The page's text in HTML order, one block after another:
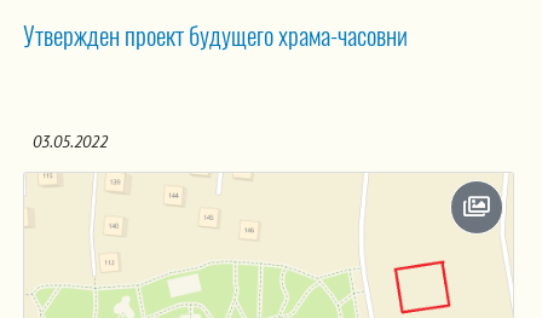
Утвержден проект будущего храма-часовни
03.05.2022